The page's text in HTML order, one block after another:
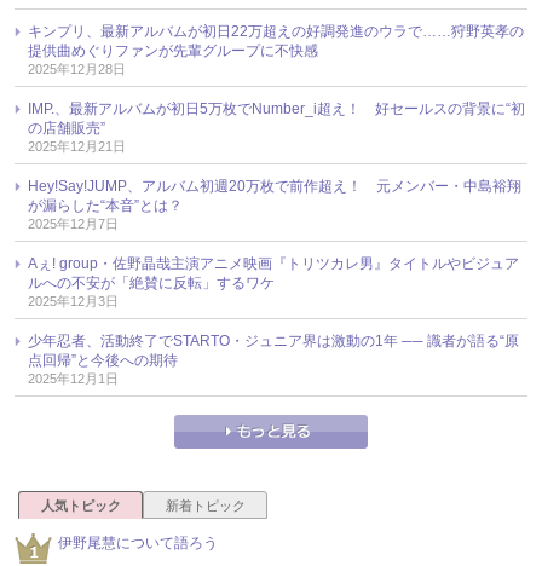
キンプリ、最新アルバムが初日22万超えの好調発進のウラで……狩野英孝の
提供曲めぐりファンが先輩グループに不快感
2025年12月28日
IMP.、最新アルバムが初日5万枚でNumber_i超え！ 好セールスの背景に“初
の店舗販売”
2025年12月21日
Hey!Say!JUMP、アルバム初週20万枚で前作超え！ 元メンバー・中島裕翔
が漏らした“本音”とは？
2025年12月7日
Aぇ! group・佐野晶哉主演アニメ映画『トリツカレ男』タイトルやビジュア
ルへの不安が「絶賛に反転」するワケ
2025年12月3日
少年忍者、活動終了でSTARTO・ジュニア界は激動の1年 ── 識者が語る“原
点回帰”と今後への期待
2025年12月1日
人気トピック 新着トピック
伊野尾慧について語ろう